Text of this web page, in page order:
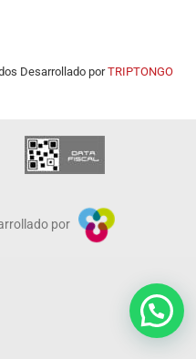
Desarrollado porTRIPTONGO
por